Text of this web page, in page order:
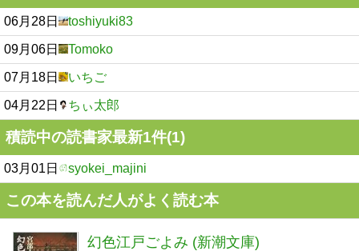
06月28日 toshiyuki83
09月06日 Tomoko
07月18日 いちご
04月22日 ちぃ太郎
積読中の読書家最新1件(1)
03月01日 syokei_majini
この本を読んだ人がよく読む本
幻色江戸ごよみ (新潮文庫)